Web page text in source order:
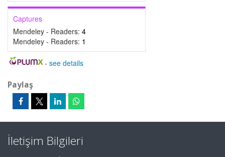
Captures
Mendeley - Readers: 4
Mendeley - Readers: 1
- see details
Paylaş
İletişim Bilgileri